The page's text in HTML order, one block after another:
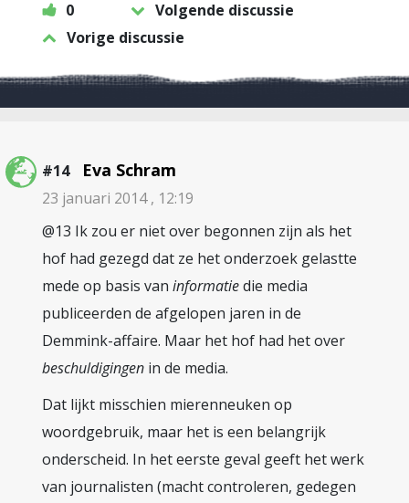
0
Volgende discussie
Vorige discussie
#14 Eva Schram
23 januari 2014 , 12:19
@13 Ik zou er niet over begonnen zijn als het
hof had gezegd dat ze het onderzoek gelastte
mede op basis van informatiedie media
publiceerden de afgelopen jaren in de
Demmink-affaire. Maar het hof had het over
beschuldigingen in de media.
Dat lijkt misschien mierenneuken op
woordgebruik, maar het is een belangrijk
onderscheid. In het eerste geval geeft het werk
van journalisten (macht controleren, gedegen